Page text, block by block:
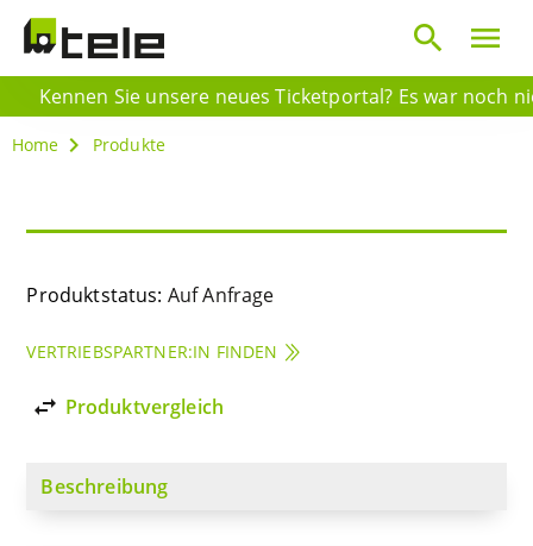
Kennen Sie unsere neues Ticketportal? Es war noch
menu
search
Home Produkte
Produktstatus: Auf Anfrage
VERTRIEBSPARTNER:IN FINDEN
import_export Produktvergleich
Beschreibung